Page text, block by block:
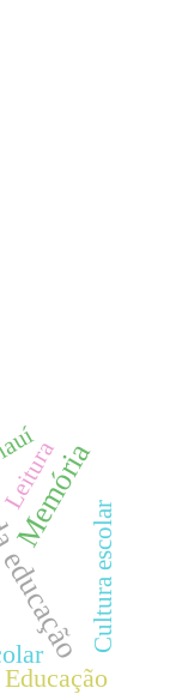
Memória
Cultura escolar
Leitura